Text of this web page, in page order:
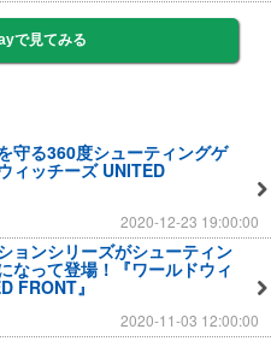
で見てみる
守る360度シューティングゲ
ィッチーズ UNITED
2020-12-23 19:00:00
ョンシリーズがシューティン
なって登場！『ワールドウィ
FRONT』
2020-11-03 12:00:00